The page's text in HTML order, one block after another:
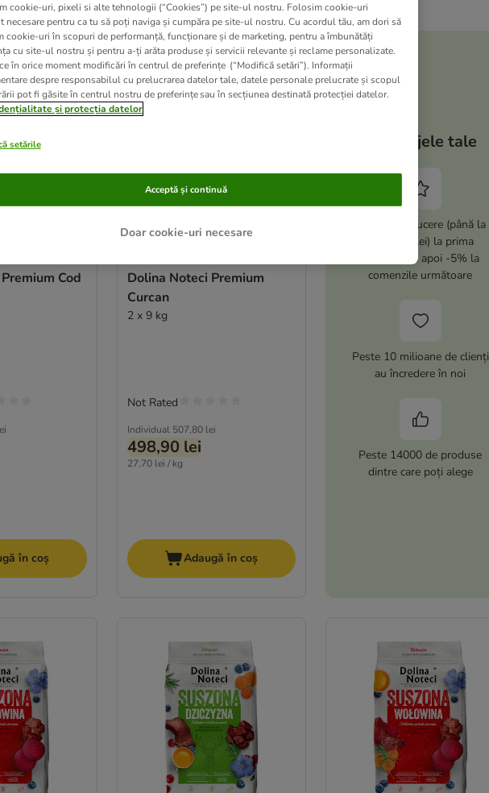
been changed
Cod
în coș
Dolina Noteci Premium
Curcan
2 x 9 kg
Individual 507,80 lei
498,90 lei
27,70 lei / kg
Not Rated
Adaugă în coș
Avantajele tale
Ai -10% reducere (până la
max. 100 lei) la prima
comandă și apoi -5% la
comenzile următoare
Peste 10 milioane de clienți
au încredere în noi
Peste 14000 de produse
dintre care poți alege
cookie-uri, pixeli si alte tehnologii (“Cookies”) pe site-ul nostru. Folosim cookie-uri
necesare pentru ca tu să poți naviga și cumpăra pe site-ul nostru. Cu acordul tău, am dori să
cookie-uri în scopuri de performanță, funcționare și de marketing, pentru a îmbunătăți
cu site-ul nostru și pentru a-ți arăta produse și servicii relevante și reclame personalizate.
în orice moment modificări în centrul de preferințe (“Modifică setări”). Informații
despre responsabilul cu prelucrarea datelor tale, datele personale prelucrate și scopul
pot fi găsite în centrul nostru de preferințe sau în secțiunea destinată protecției datelor.
și protecția datelor
setările
Doar cookie-uri necesare
Acceptă și continuă